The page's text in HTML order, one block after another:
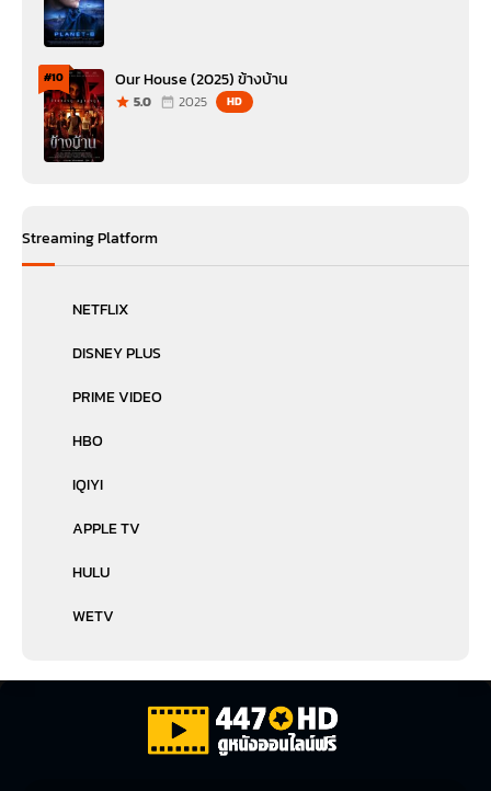
#10 Our House (2025) ข้างบ้าน
5.0 2025 HD
Streaming Platform
NETFLIX
DISNEY PLUS
PRIME VIDEO
HBO
IQIYI
APPLE TV
HULU
WETV